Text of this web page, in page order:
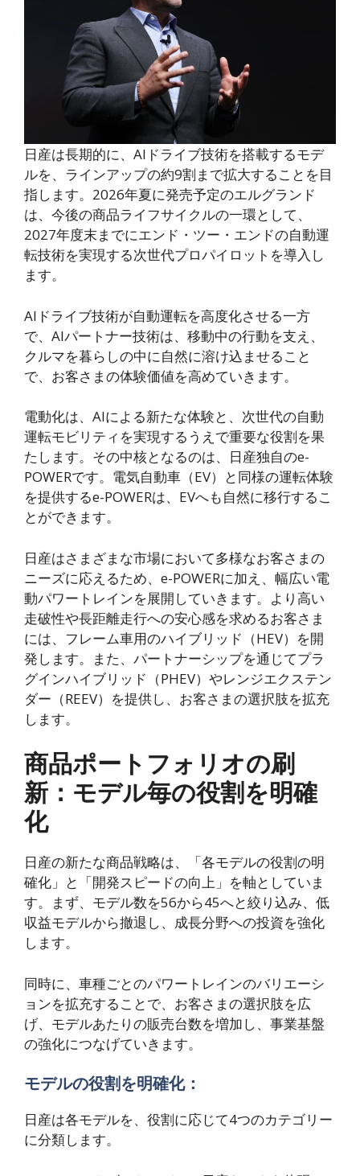
日産は長期的に、AIドライブ技術を搭載するモデ
ルを、ラインアップの約9割まで拡大することを目
指します。2026年夏に発売予定のエルグランド
は、今後の商品ライフサイクルの一環として、
2027年度末までにエンド・ツー・エンドの自動運
転技術を実現する次世代プロパイロットを導入し
ます。
AIドライブ技術が自動運転を高度化させる一方
で、AIパートナー技術は、移動中の行動を支え、
クルマを暮らしの中に自然に溶け込ませること
で、お客さまの体験価値を高めていきます。
電動化は、AIによる新たな体験と、次世代の自動
運転モビリティを実現するうえで重要な役割を果
たします。その中核となるのは、日産独自のe-
POWERです。電気自動車（EV）と同様の運転体験
を提供するe-POWERは、EVへも自然に移行するこ
とができます。
日産はさまざまな市場において多様なお客さまの
ニーズに応えるため、e-POWERに加え、幅広い電
動パワートレインを展開していきます。より高い
走破性や長距離走行への安心感を求めるお客さま
には、フレーム車用のハイブリッド（HEV）を開
発します。また、パートナーシップを通じてプラ
グインハイブリッド（PHEV）やレンジエクステン
ダー（REEV）を提供し、お客さまの選択肢を拡充
します。
商品ポートフォリオの刷
新：モデル毎の役割を明確
化
日産の新たな商品戦略は、「各モデルの役割の明
確化」と「開発スピードの向上」を軸としていま
す。まず、モデル数を56から45へと絞り込み、低
収益モデルから撤退し、成長分野への投資を強化
します。
同時に、車種ごとのパワートレインのバリエーシ
ョンを拡充することで、お客さまの選択肢を広
げ、モデルあたりの販売台数を増加し、事業基盤
の強化につなげていきます。
モデルの役割を明確化：
日産は各モデルを、役割に応じて4つのカテゴリー
に分類します。